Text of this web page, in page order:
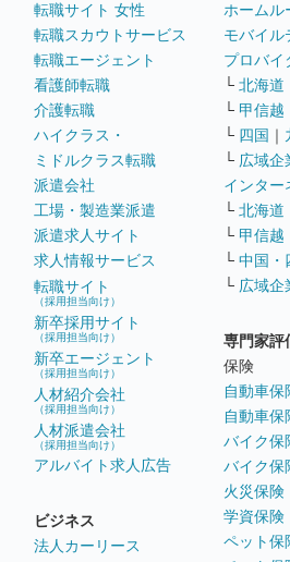
転職サイト 女性
転職スカウトサービス
転職エージェント
看護師転職
介護転職
ハイクラス・
ミドルクラス転職
派遣会社
工場・製造業派遣
派遣求人サイト
求人情報サービス
転職サイト
（採用担当向け）
新卒採用サイト
（採用担当向け）
新卒エージェント
（採用担当向け）
人材紹介会社
（採用担当向け）
人材派遣会社
（採用担当向け）
アルバイト求人広告
ビジネス
法人カーリース
ホームル
モバイル
プロバイ
└ 北海道
└ 甲信越
└ 四国 ｜
└ 広域企
インター
└ 北海道
└ 甲信越
└ 中国・
└ 広域企
専門家評
保険
自動車保
自動車保
バイク保
バイク保
火災保険
学資保険
ペット保